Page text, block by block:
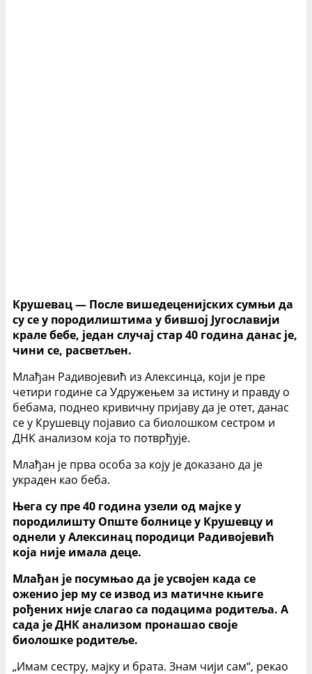
Крушевац — После вишедеценијских сумњи да
су се у породилиштима у бившој Југославији
крале бебе, један случај стар 40 година данас је,
чини се, расветљен.
Млађан Радивојевић из Алексинца, који је пре
четири године са Удружењем за истину и правду о
бебама, поднео кривичну пријаву да је отет, данас
се у Крушевцу појавио са биолошком сестром и
ДНК анализом која то потврђује.
Млађан је прва особа за коју је доказано да је
украден као беба.
Њега су пре 40 година узели од мајке у
породилишту Опште болнице у Крушевцу и
однели у Алексинац породици Радивојевић
која није имала деце.
Млађан је посумњао да је усвојен када се
оженио јер му се извод из матичне књиге
рођених није слагао са подацима родитеља. А
сада је ДНК анализом пронашао своје
биолошке родитеље.
„Имам сестру, мајку и брата. Знам чији сам“, рекао